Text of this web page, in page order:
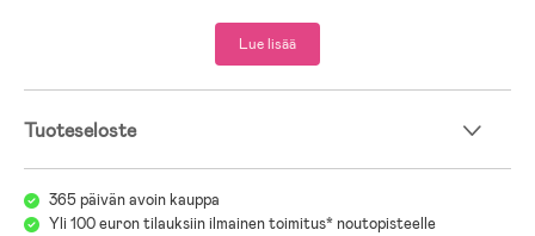
- Muovi, metalli.
Lue lisää
Tuoteseloste
365 päivän avoin kauppa
Yli 100 euron tilauksiin ilmainen toimitus* noutopisteelle